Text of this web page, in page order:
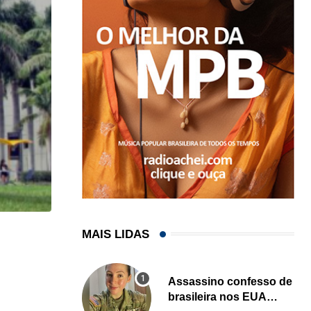
HISTÓRICO
Açaí é reconhecido oficialmente como fruto
21/01/2026
MAIS LIDAS
Assassino confesso de
brasileira nos EUA